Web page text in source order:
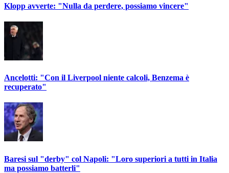
Klopp avverte: "Nulla da perdere, possiamo vincere"
Ancelotti: "Con il Liverpool niente calcoli, Benzema è
recuperato"
Baresi sul "derby" col Napoli: "Loro superiori a tutti in Italia
ma possiamo batterli"